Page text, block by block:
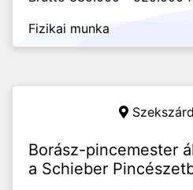
Fizikai munka
Borász-pincemester
a Schieber